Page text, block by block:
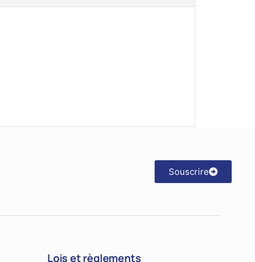
Souscrire
Lois et règlements